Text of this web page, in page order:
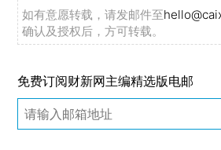
如有意愿转载，请发邮件至
确认及授权后，方可转载。
免费订阅财新网主编精选版电邮